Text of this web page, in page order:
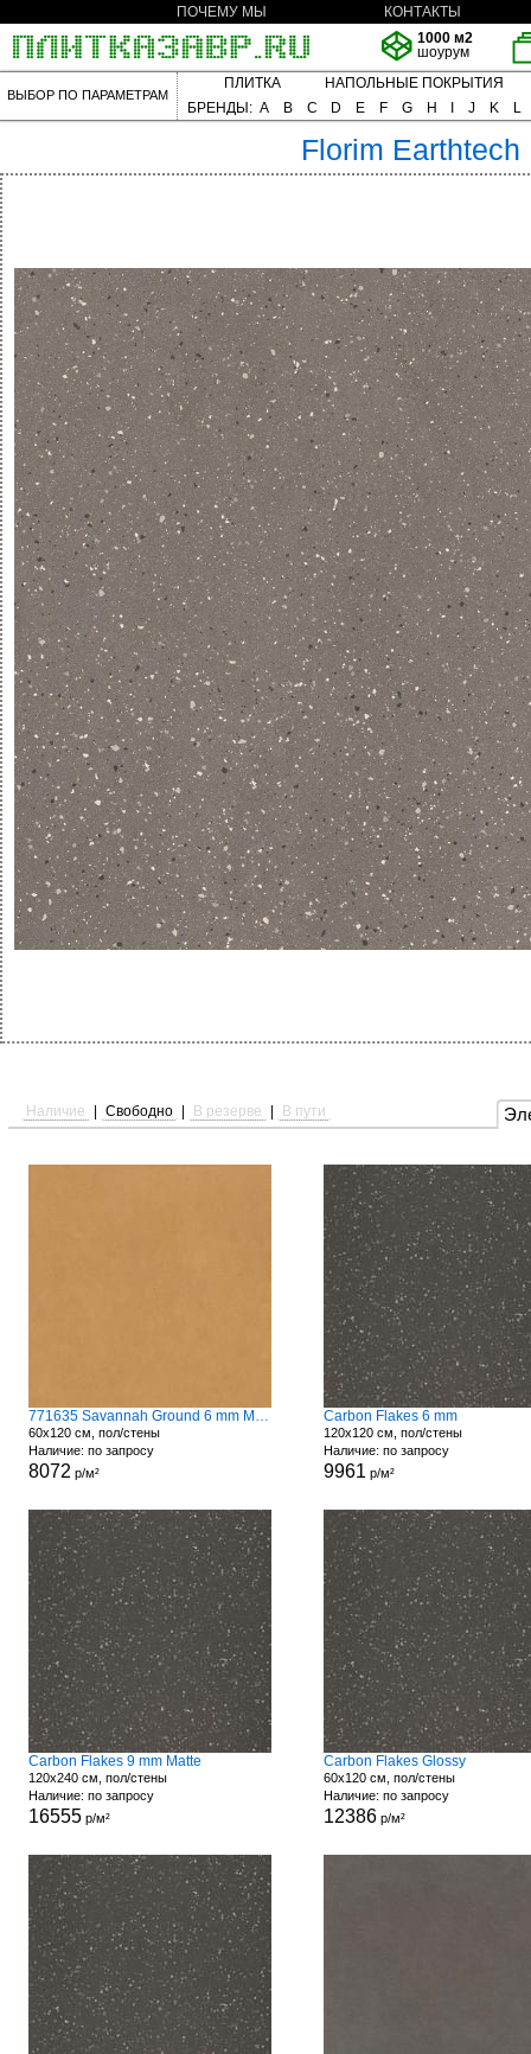
ПОЧЕМУ МЫ
КОНТАКТЫ
1000 м2
шоурум
ВЫБОР ПО ПАРАМЕТРАМ
ПЛИТКА
НАПОЛЬНЫЕ ПОКРЫТИЯ
БРЕНДЫ: A B C D E F G H J K L
Florim Earthtech
Наличие Свободно В резерве В пути
771635 Savannah Ground 6 mm Matte
60x120 см, пол/стены
Наличие: по запросу
8072 р/м²
Carbon Flakes 6 mm
120x120 см, пол/стены
Наличие: по запросу
9961 р/м²
Carbon Flakes 9 mm Matte
120x240 см, пол/стены
Наличие: по запросу
16555р/м²
Carbon Flakes Glossy
60x120 см, пол/стены
Наличие: по запросу
12386р/м²